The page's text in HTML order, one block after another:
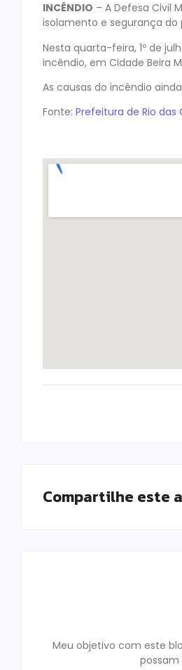
INCÊNDIO – A Defesa Civil
isolamento e segurança
Nesta quarta-feira, 1º de
incêndio, em Cidade Beira
As causas do incêndio
Fonte: Prefeitura de Rio das
Compartilhe este
Meu objetivo com este
possam